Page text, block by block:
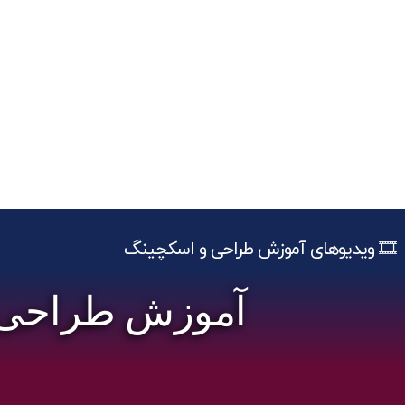
🎞️ ویدیوهای آموزش طراحی و اسکچینگ
آموزش طراحی